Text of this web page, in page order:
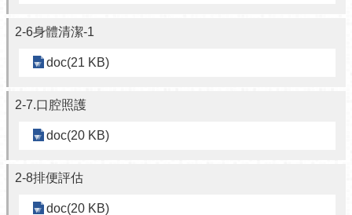
2-6身體清潔-1
doc(21 KB)
2-7.口腔照護
doc(20 KB)
2-8排便評估
doc(20 KB)